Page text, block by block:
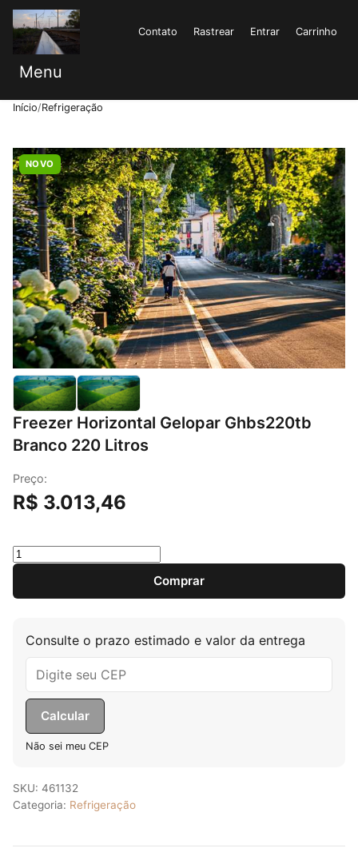
Contato Rastrear Entrar Carrinho
Menu
Início/Refrigeração
NOVO
Freezer Horizontal Gelopar Ghbs220tb
Branco 220 Litros
Preço:
R$ 3.013,46
Freezer Horizontal Gelopar Ghbs220tb Branco 220
Comprar
Consulte o prazo estimado e valor da entrega
Calcular
Não sei meu CEP
SKU: 461132
Categoria: Refrigeração